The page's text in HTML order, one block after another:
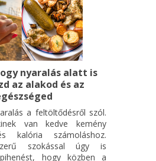
nyaralás alatt is
az alakod és az
a feltöltődésről szól.
van kedve kemény
kalória számoláshoz.
szokással úgy is
hogy közben a